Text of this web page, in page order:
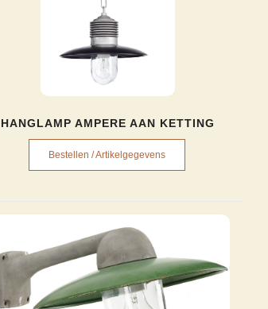
HANGLAMP AMPERE AAN KETTING
Bestellen / Artikelgegevens